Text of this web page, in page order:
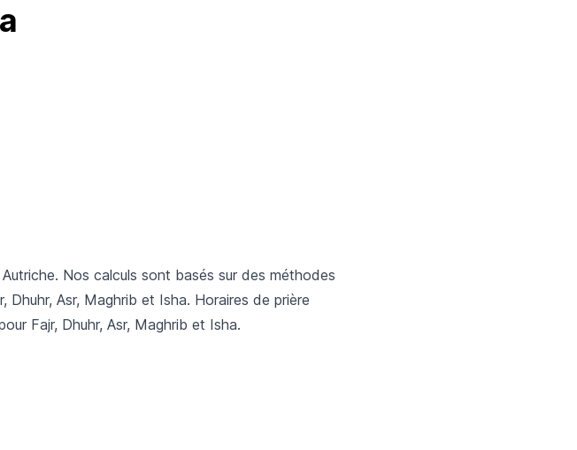
Nos calculs sont basés sur des méthodes
Asr, Maghrib et Isha. Horaires de prière
Fajr, Dhuhr, Asr, Maghrib et Isha.